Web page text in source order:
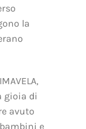
la
gioia di
avuto
e